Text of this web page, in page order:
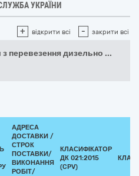
УКРАЇНИ
+ відкрити всі - закрити всі
з перевезення дизельно ...
АДРЕСА
ДОСТАВКИ /
СТРОК
ПОСТАВКИ/
ВИКОНАННЯ
РОБІТ/
КЛАСИФІКАТОР
ДК 021:2015
(CPV)